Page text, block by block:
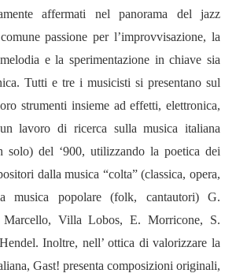
affermati nel panorama del jazz
passione per l’improvvisazione, la
e la sperimentazione in chiave sia
Tutti e tre i musicisti si presentano sul
strumenti insieme ad effetti, elettronica,
lavoro di ricerca sulla musica italiana
solo) del ‘900, utilizzando la poetica dei
dalla musica “colta” (classica, opera,
musica popolare (folk, cantautori) G.
Marcello, Villa Lobos, E. Morricone, S.
Inoltre, nell’ ottica di valorizzare la
Gast! presenta composizioni originali,